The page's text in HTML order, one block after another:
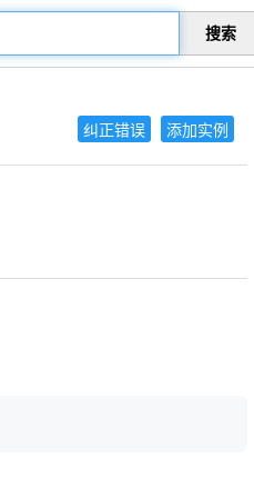
搜索
纠正错误 添加实例